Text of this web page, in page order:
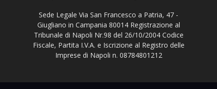
Sede Legale Via San Francesco a Patria, 47 -
Giugliano in Campania 80014 Registrazione al
Tribunale di Napoli Nr.98 del 26/10/2004 Codice
Fiscale, Partita I.V.A. e Iscrizione al Registro delle
Imprese di Napoli n. 08784801212